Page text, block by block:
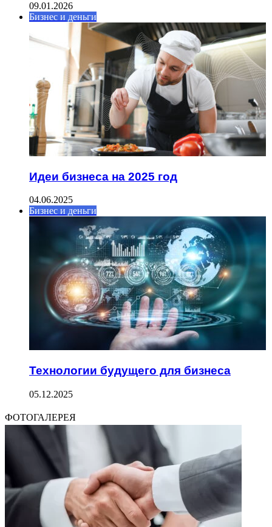
09.01.2026
Бизнес и деньги
Идеи бизнеса на 2025 год
04.06.2025
Бизнес и деньги
Технологии будущего для бизнеса
05.12.2025
ФОТОГАЛЕРЕЯ